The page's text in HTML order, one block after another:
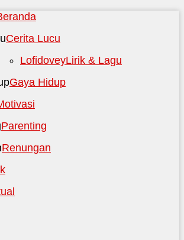
Cerita Lucu
Lirik & Lagu
Lofidovey
Gaya Hidup
Parenting
Renungan